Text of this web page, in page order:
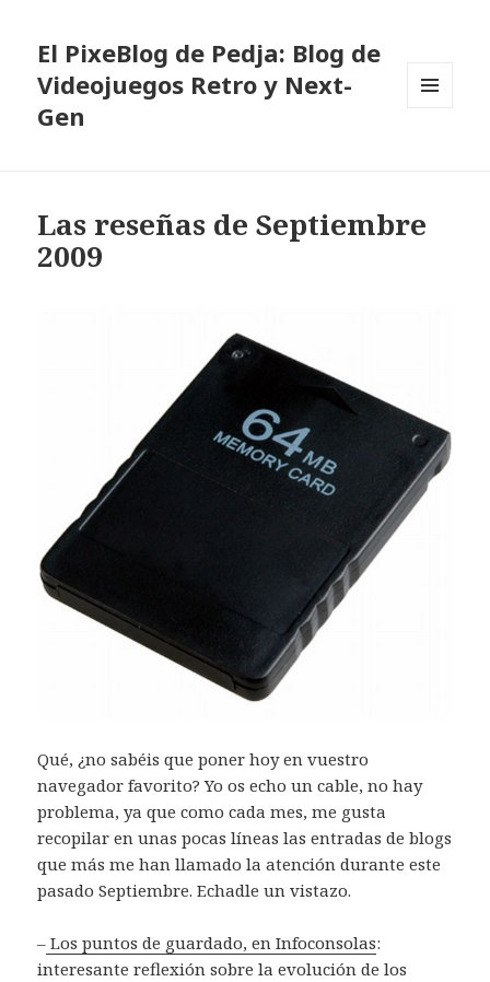
El PixeBlog de Pedja: Blog de
Videojuegos Retro y Next-
Gen
Las reseñas de Septiembre
2009
Qué, ¿no sabéis que poner hoy en vuestro
navegador favorito? Yo os echo un cable, no hay
problema, ya que como cada mes, me gusta
recopilar en unas pocas líneas las entradas de blogs
que más me han llamado la atención durante este
pasado Septiembre. Echadle un vistazo.
– Los puntos de guardado, en Infoconsolas:
interesante reflexión sobre la evolución de los